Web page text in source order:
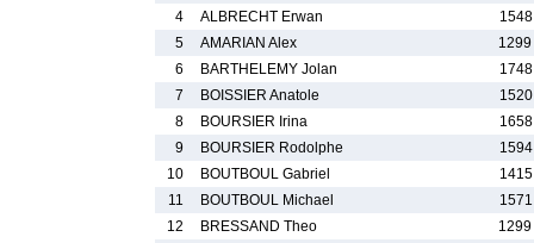
4
ALBRECHT Erwan
5
AMARIAN Alex
1299
6
BARTHELEMY Jolan
7
BOISSIER Anatole
8
BOURSIER Irina
9
BOURSIER Rodolphe
10
BOUTBOUL Gabriel
11
BOUTBOUL Michael
12
BRESSAND Theo
1299